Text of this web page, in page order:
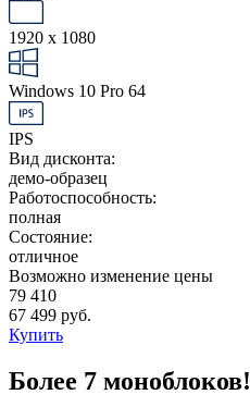
1920 x 1080
Windows 10 Pro 64
IPS
Вид дисконта:
демо-образец
Работоспособность:
полная
Состояние:
отличное
Возможно изменение цены
79 410
67 499 руб.
Купить
Более 7 моноблоков!